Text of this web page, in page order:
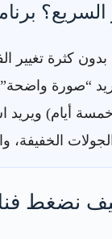
برنامج
بدون كثرة تغيير
“صورة
أيام) ويريد
الخفيفة،
نضغط